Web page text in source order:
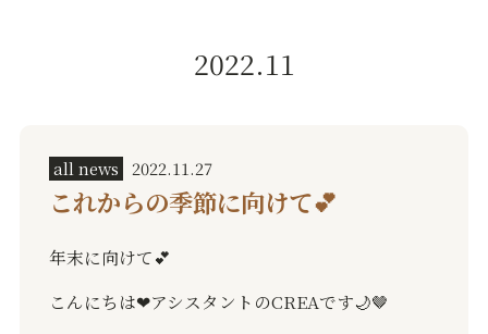
2022.11
all news 2022.11.27
これからの季節に向けて💕
年末に向けて💕
こんにちは❤︎アシスタントのCREAです🌙🤎